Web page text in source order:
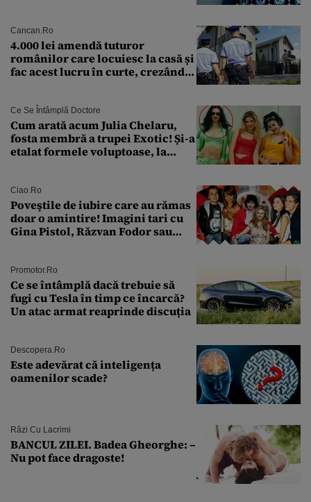
Cancan.ro
4.000 lei amendă tuturor
românilor care locuiesc la casă și
fac acest lucru în curte, crezând
Ce Se Întâmplă Doctore
Cum arată acum Julia Chelaru,
fosta membră a trupei Exotic! Și-a
etalat formele voluptoase, la
Ciao.ro
Poveştile de iubire care au rămas
doar o amintire! Imagini tari cu
Gina Pistol, Răzvan Fodor sau
Promotor.ro
Ce se întâmplă dacă trebuie să
fugi cu Tesla în timp ce încarcă?
Un atac armat reaprinde discuția
Descopera.ro
Este adevărat că inteligența
oamenilor scade?
Râzi Cu Lacrimi
BANCUL ZILEI. Badea Gheorghe: –
Nu pot face dragoste!